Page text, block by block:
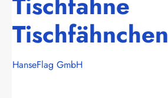
Tischfähnchen
HanseFlag GmbH